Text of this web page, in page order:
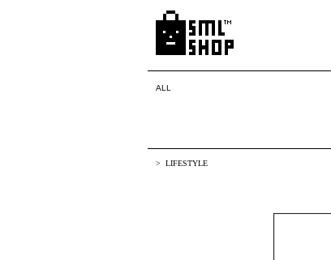
ALL
LIFESTYLE